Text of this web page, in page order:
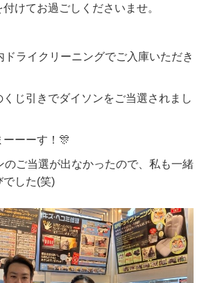
けてお過ごしくださいませ。
ドライクリーニングでご入庫いただき
じ引きでダイソンをご当選されまし
ーーす！🎊
のご当選が出なかったので、私も一緒
でした(笑)